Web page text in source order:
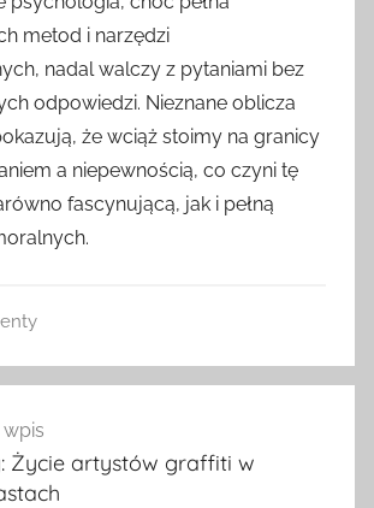
metod i narzędzi
nadal walczy z pytaniami bez
odpowiedzi. Nieznane oblicza
że wciąż stoimy na granicy
a niepewnością, co czyni tę
fascynującą, jak i pełną
Życie artystów graffiti w